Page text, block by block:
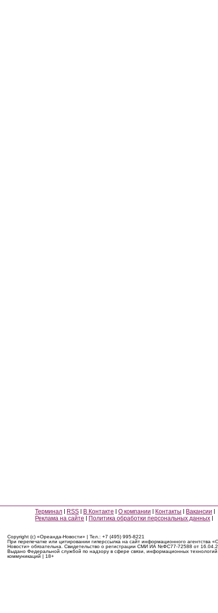
Терминал RSS В Контакте О компании Контакты
Вакансии
Реклама на сайте
Политика обработки персональных данных
Copyright (c) «Ореанда-Новости» | Тел.: +7 (495) 995-8221
При перепечатке или цитировании гиперссылка на сайт информационного агентства
Новости» обязательна. Свидетельство о регистрации СМИ ИА №ФС77-72588 от
Выдано Федеральной службой по надзору в сфере связи, информационных
коммуникаций | 18+